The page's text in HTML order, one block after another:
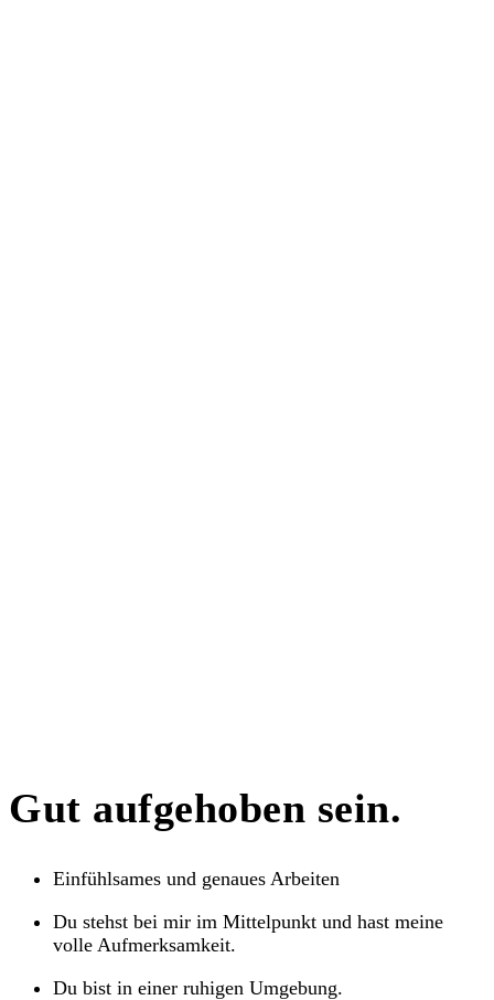
Gut aufgehoben sein.
Einfühlsames und genaues Arbeiten
Du stehst bei mir im Mittelpunkt und hast meine
volle Aufmerksamkeit.
Du bist in einer ruhigen Umgebung.